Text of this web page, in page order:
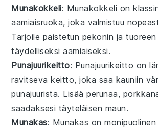
Munakokkeli: Munakokkeli on
aamiaisruoka, joka valmistuu
Tarjoile paistetun pekonin ja
täydelliseksi aamiaiseksi.
Punajuurikeitto: Punajuurikeitto on
ravitsevakeitto, joka saa kauniin
punajuurista. Lisääperunaa,
saadaksesi täyteläisen maun.
Munakas: Munakas on